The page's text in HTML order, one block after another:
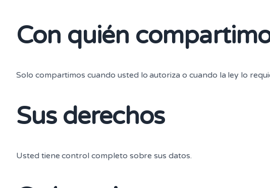
Con quién
Solo compartimos cuando usted lo autoriza o cuando la ley lo
Sus derechos
Usted tiene control completo sobre sus datos.